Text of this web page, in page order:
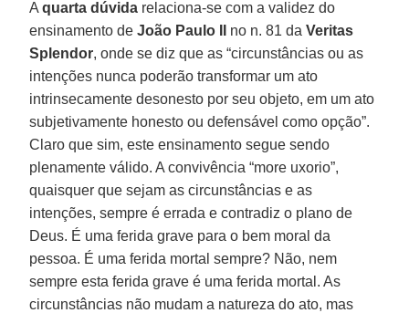
Aquarta dúvida relaciona-se com a validez do
ensinamento deJoão Paulo no n. 81 daVeritas
Splendor, onde se diz que as “circunstâncias ou as
intenções nunca poderão transformar um ato
intrinsecamente desonesto por seu objeto, em um ato
subjetivamente honesto ou defensável como opção”.
Claro que sim, este ensinamento segue sendo
plenamente válido. A convivência “more uxorio”,
quaisquer que sejam as circunstâncias e as
intenções, sempre é errada e contradiz o plano de
Deus. É uma ferida grave para o bem moral da
pessoa. É uma ferida mortal sempre? Não, nem
sempre esta ferida grave é uma ferida mortal. As
circunstâncias não mudam a natureza do ato, mas